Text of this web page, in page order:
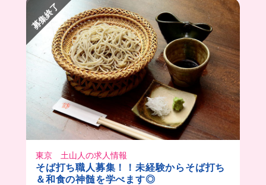
募集終了
東京 土山人の求人情報
そば打ち職人募集！！未経験からそば打ち
＆和食の神髄を学べます◎